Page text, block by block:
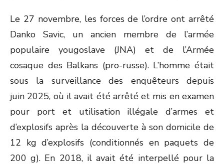
Le 27 novembre, les forces de l’ordre ont arrêté
Danko Savic, un ancien membre de l’armée
populaire yougoslave (JNA) et de l’Armée
cosaque des Balkans (pro-russe). L’homme était
sous la surveillance des enquêteurs depuis
juin 2025, où il avait été arrêté et mis en examen
pour port et utilisation illégale d’armes et
d’explosifs après la découverte à son domicile de
12 kg d’explosifs (conditionnés en paquets de
200 g). En 2018, il avait été interpellé pour la